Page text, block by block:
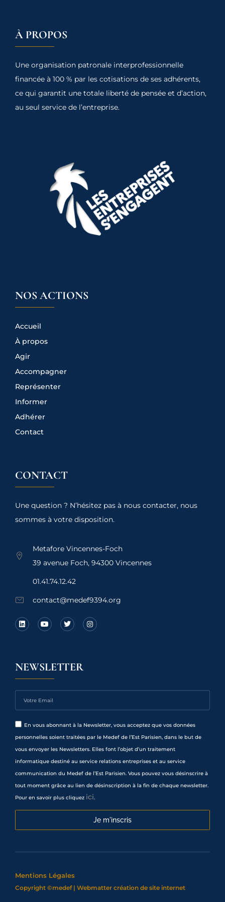
À PROPOS
Une organisation patronale interprofessionnelle
financée à 100 % par les cotisations de ses adhérents,
ce qui garantit une totale liberté de pensée et d’action,
au seul service de l’entreprise.
NOS ACTIONS
Accueil
À propos
Agir
Accompagner
Représenter
Informer
Adhérer
Contact
CONTACT
Une question ? N’hésitez pas à nous contacter, nous
sommes à votre disposition.
Metafore Vincennes-Foch
39 avenue Foch, 94300 Vincennes
01.41.74.12.42
contact@medef9394.org
NEWSLETTER
En vous abonnant à la Newsletter, vous acceptez que vos données
personnelles soient traitées par le Medef de l’Est Parisien, dans le but de
vous envoyer les Newsletters. Elles font l’objet d’un traitement
informatique destiné au service relations entreprises et au service
communication du Medef de l’Est Parisien. Vous pouvez vous désinscrire à
tout moment grâce au lien de désinscription à la fin de chaque newsletter.
Pour en savoir plus cliquez ici.
Je m'inscris
Mentions Légales
Copyright ©medef | Webmatter création de site internet